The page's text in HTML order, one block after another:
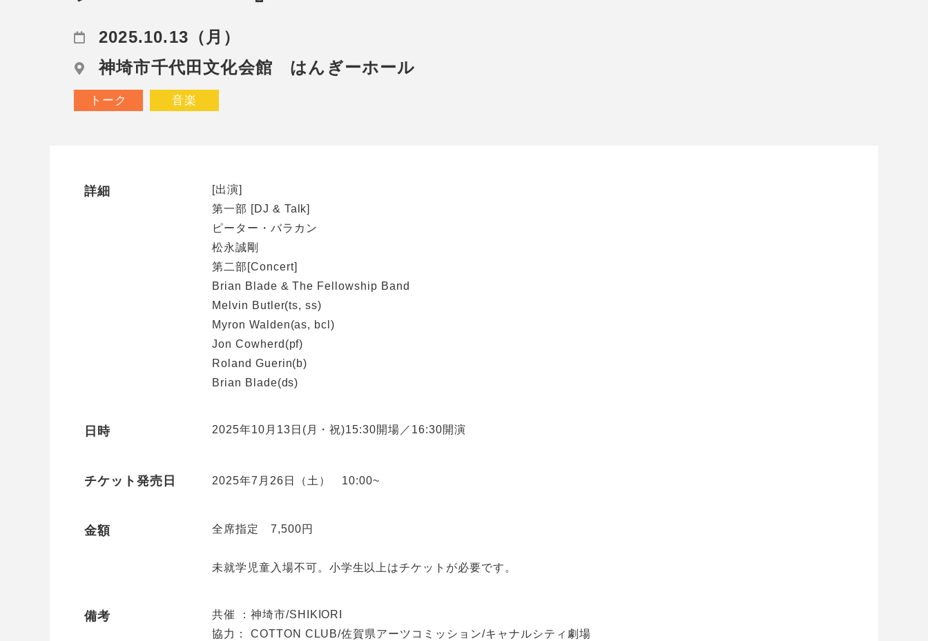
2025.10.13（月）
神埼市千代⽥⽂化会館 はんぎーホール
トーク 音楽
詳細
[出演]
第一部 [DJ & Talk]
ピーター・バラカン
松永誠剛
第二部[Concert]
Brian Blade & The Fellowship Band
Melvin Butler(ts, ss)
Myron Walden(as, bcl)
Jon Cowherd(pf)
Roland Guerin(b)
Brian Blade(ds)
日時 2025年10月13日(月・祝)15:30開場／16:30開演
チケット発売日 2025年7月26日（土） 10:00~
金額 全席指定 7,500円
未就学児童入場不可。小学生以上はチケットが必要です。
備考
共催 ：神埼市/SHIKIORI
協力： COTTON CLUB/佐賀県アーツコミッション/キャナルシティ劇場